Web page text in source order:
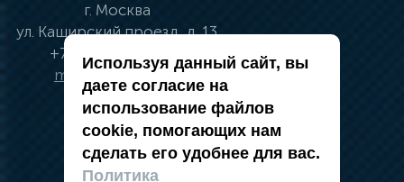
г. Москва
ул. Каширский проезд, д. 13
+7 (495) 134-41-83
moskva@vincci.ru
политика в отношении обработки
персональных данных
Используя данный сайт, вы
даете согласие на
использование файлов
cookie, помогающих нам
сделать его удобнее для вас.
Политика